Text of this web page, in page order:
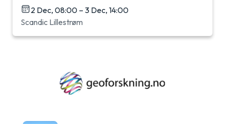
2 Dec, 08:00 – 3 Dec, 14:00
Scandic Lillestrøm